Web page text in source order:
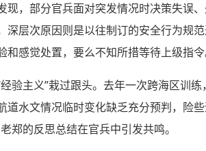
现，部分官兵面对突发情况时决策失误
深层次原因则是以往制订的安全行为规
感觉处置，要么不知所措等待上级指令
验主义”栽过跟头。去年一次跨海区训
道水文情况临时变化缺乏充分预判，险
郑的反思总结在官兵中引发共鸣。